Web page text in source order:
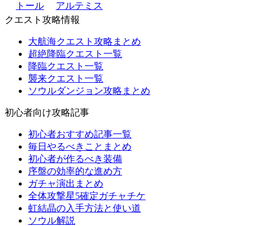
トール
アルテミス
クエスト攻略情報
大航海クエスト攻略まとめ
超絶降臨クエスト一覧
降臨クエスト一覧
襲来クエスト一覧
ソウルダンジョン攻略まとめ
初心者向け攻略記事
初心者おすすめ記事一覧
毎日やるべきことまとめ
初心者が作るべき装備
序盤の効率的な進め方
ガチャ演出まとめ
全体攻撃星5確定ガチャチケ
虹結晶の入手方法と使い道
ソウル解説